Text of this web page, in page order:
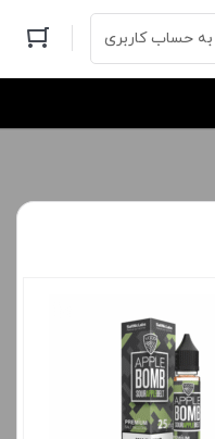
به حساب کاربری